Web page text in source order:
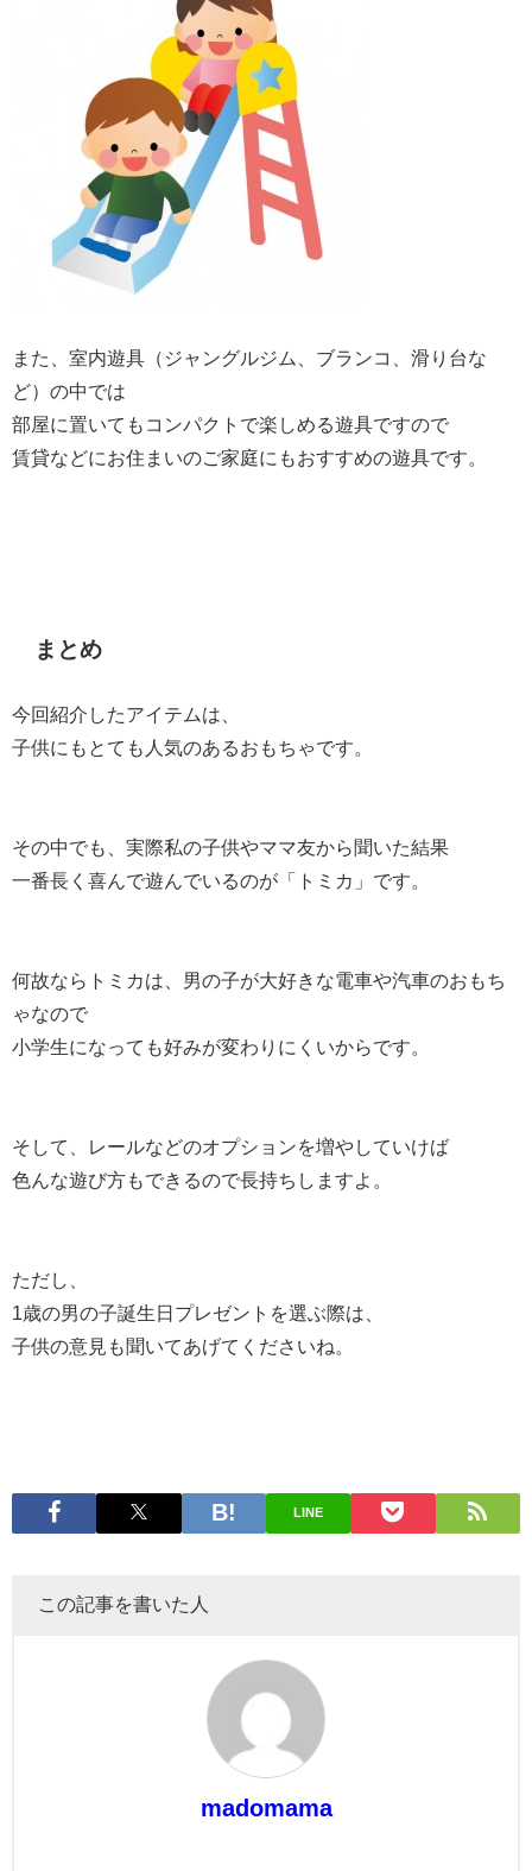
また、室内遊具（ジャングルジム、ブランコ、滑り台な
ど）の中では
部屋に置いてもコンパクトで楽しめる遊具ですので
賃貸などにお住まいのご家庭にもおすすめの遊具です。
まとめ
今回紹介したアイテムは、
子供にもとても人気のあるおもちゃです。
その中でも、実際私の子供やママ友から聞いた結果
一番長く喜んで遊んでいるのが「トミカ」です。
何故ならトミカは、男の子が大好きな電車や汽車のおもち
ゃなので
小学生になっても好みが変わりにくいからです。
そして、レールなどのオプションを増やしていけば
色んな遊び方もできるので長持ちしますよ。
ただし、
1歳の男の子誕生日プレゼントを選ぶ際は、
子供の意見も聞いてあげてくださいね。
LINE
この記事を書いた人
madomama